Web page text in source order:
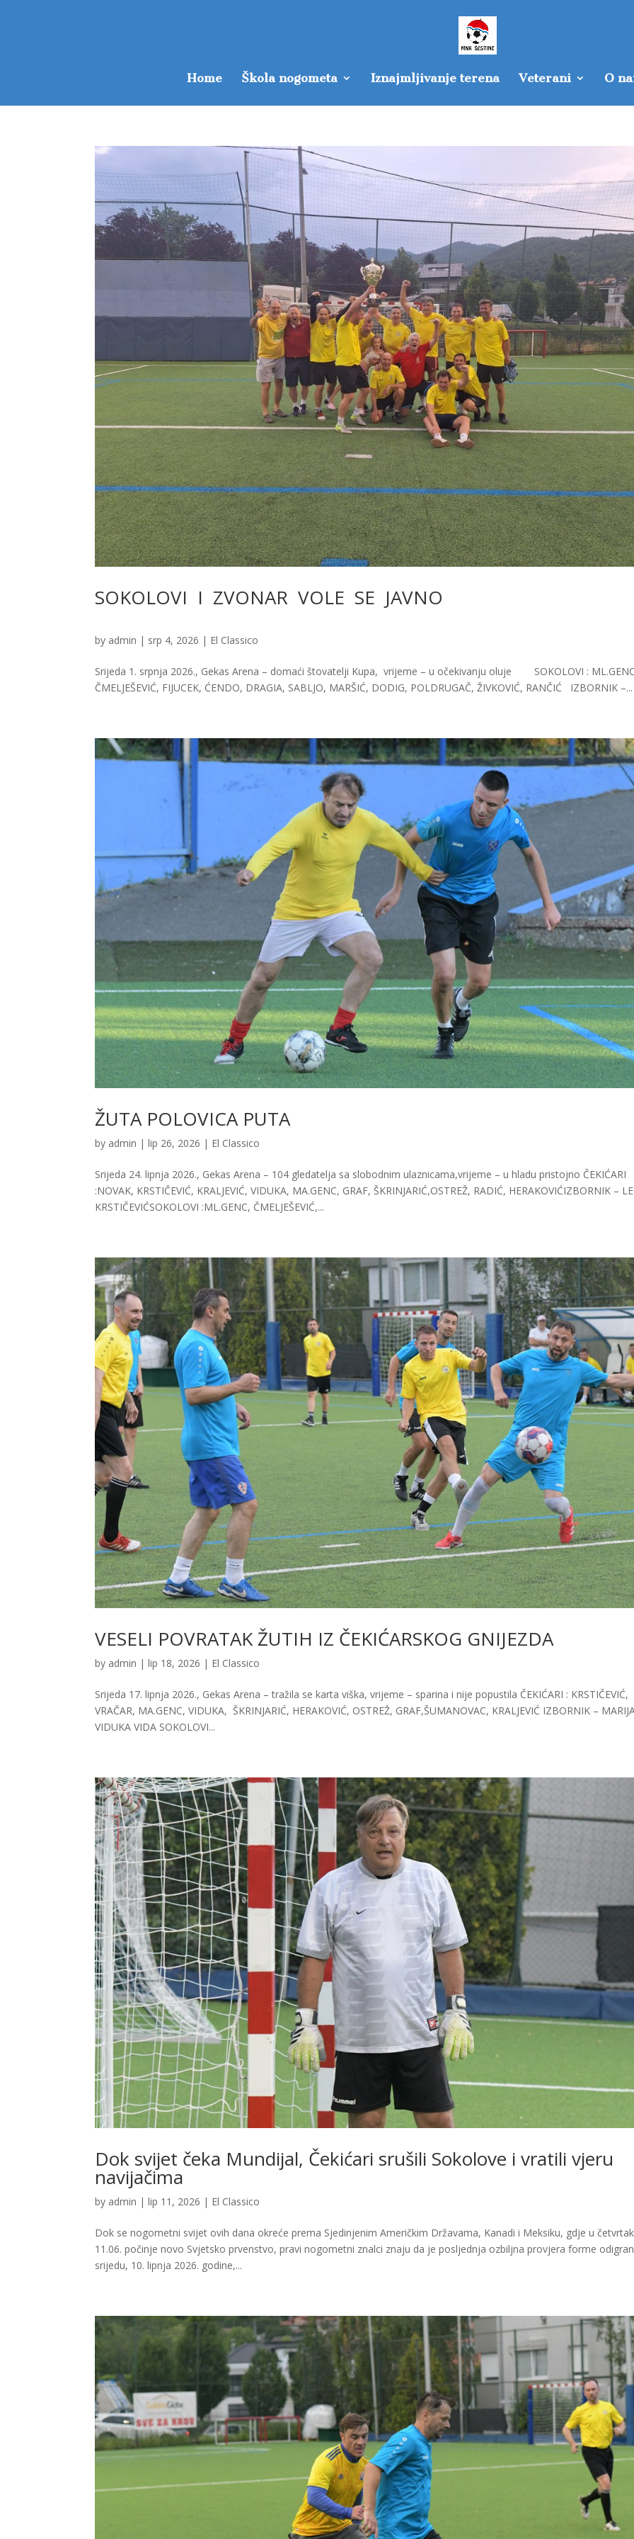
Home Škola nogometa Iznajmljivanje terena Veterani O
SOKOLOVI I ZVONAR VOLE SE JAVNO
by admin | srp 4, 2026 | El Classico
Srijeda 1. srpnja 2026., Gekas Arena – domaći štovatelji Kupa, vrijeme – u očekivanju oluje SOKOLOVI :
ČMELJEŠEVIĆ, FIJUCEK, ĆENDO, DRAGIA, SABLJO, MARŠIĆ, DODIG, POLDRUGAČ, ŽIVKOVIĆ, RANČIĆ IZBORNIK –...
ŽUTA POLOVICA PUTA
by admin |lip 26, 2026 | El Classico
Srijeda 24. lipnja 2026., Gekas Arena – 104 gledatelja sa slobodnim ulaznicama,vrijeme – u hladu pristojno ČEKIĆARI
:NOVAK, KRSTIČEVIĆ, KRALJEVIĆ, VIDUKA, MA.GENC, GRAF, ŠKRINJARIĆ,OSTREŽ, RADIĆ, HERAKOVIĆIZBORNIK –
KRSTIČEVIĆSOKOLOVI :ML.GENC, ČMELJEŠEVIĆ,...
VESELI POVRATAK ŽUTIH IZ ČEKIĆARSKOG GNIJEZDA
by admin |lip 18, 2026 | El Classico
Srijeda 17. lipnja 2026., Gekas Arena – tražila se karta viška, vrijeme – sparina i nije popustila ČEKIĆARI : KRSTIČEVIĆ,
VRAČAR, MA.GENC, VIDUKA, ŠKRINJARIĆ, HERAKOVIĆ, OSTREŽ, GRAF,ŠUMANOVAC, KRALJEVIĆ IZBORNIK –
VIDUKA VIDA SOKOLOVI...
Dok svijet čeka Mundijal, Čekićari srušili Sokolove i vratili vjeru
navijačima
by admin |lip 11, 2026 | El Classico
Dok se nogometni svijet ovih dana okreće prema Sjedinjenim Američkim Državama, Kanadi i Meksiku, gdje u
11.06. počinje novo Svjetsko prvenstvo, pravi nogometni znalci znaju da je posljednja ozbiljna provjera forme
srijedu, 10. lipnja 2026. godine,...